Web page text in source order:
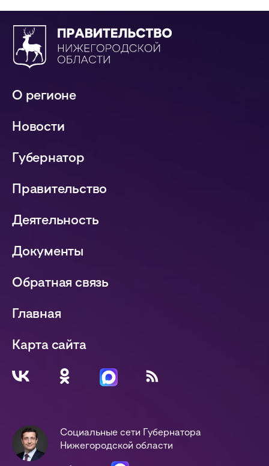
О регионе
Новости
Губернатор
Правительство
Деятельность
Документы
Обратная связь
Главная
Карта сайта
Социальные сети Губернатора
Нижегородской области